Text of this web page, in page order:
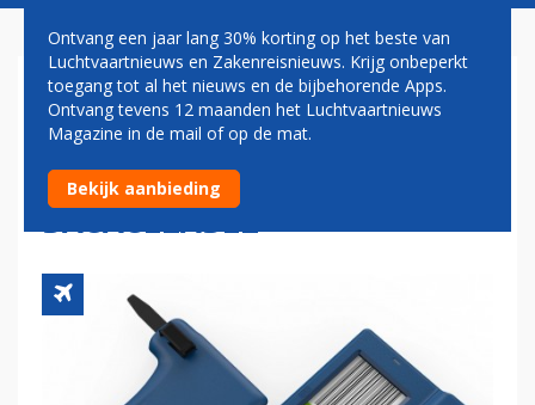
ALASKA AIRLINES
INTRODUCEERT
ELEKTRONISCH
BAGAGELABEL
Ontvang een jaar lang 30% korting op het beste van
Luchtvaartnieuws en Zakenreisnieuws. Krijg onbeperkt
toegang tot al het nieuws en de bijbehorende Apps.
Ontvang tevens 12 maanden het Luchtvaartnieuws
Magazine in de mail of op de mat.
Bekijk aanbieding